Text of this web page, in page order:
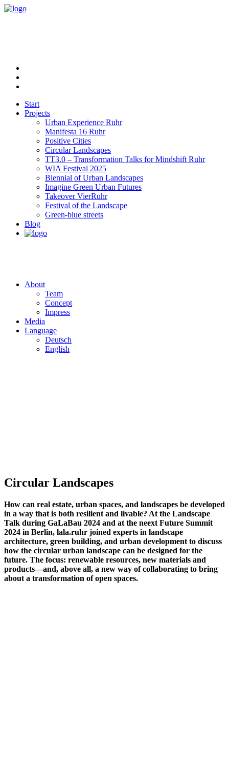
Start
Projects
Urban Experience Ruhr
Manifesta 16 Ruhr
Positive Cities
Circular Landscapes
TT3.0 – Transformation Talks for Mindshift Ruhr
WIA Festival 2025
Biennial of Urban Landscapes
Imagine Green Urban Futures
Takeover VierRuhr
Festival of the Landscape
Green-blue streets
Blog
About
Team
Concept
Impress
Media
Language
Deutsch
English
Circular Landscapes
How can real estate, urban spaces, and landscapes be developed
in a way that is both resilient and livable? At the Landscape
Talk during GaLaBau 2024 and at the neext Future Summit
2024 in Berlin, lala.ruhr joined experts in landscape
architecture, green building, and urban development to discuss
how the circular urban landscape can be designed for the
future. The focus: renewable resources, new materials and
products—and, above all, a new way of collaborating to bring
about a transformation of open spaces.